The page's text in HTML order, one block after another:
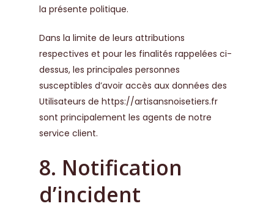
la présente politique.
Dans la limite de leurs attributions
respectives et pour les finalités rappelées ci-
dessus, les principales personnes
susceptibles d’avoir accès aux données des
Utilisateurs de https://artisansnoisetiers.fr
sont principalement les agents de notre
service client.
8. Notification
d’incident